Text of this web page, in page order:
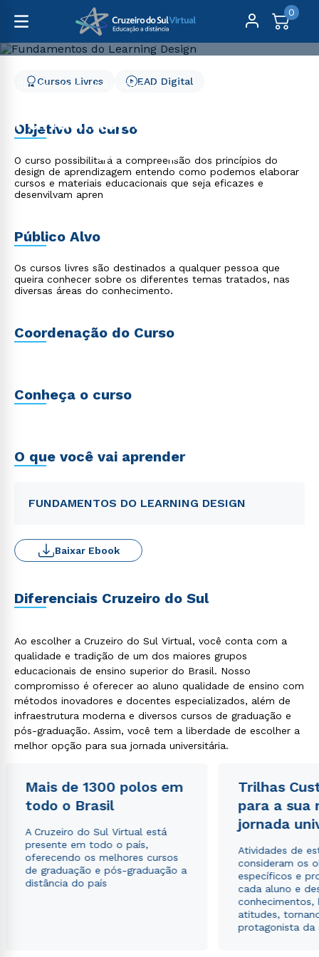
0
Cursos Livres
Educação
Fundamentos do
Learning Design
Cursos Livres EAD Digital
Objetivo do curso
O curso possibilitará a compreensão dos princípios do
design de aprendizagem entendo como podemos elaborar
cursos e materiais educacionais que seja eficazes e
desenvilvam apren
Público Alvo
Os cursos livres são destinados a qualquer pessoa que
queira conhecer sobre os diferentes temas tratados, nas
diversas áreas do conhecimento.
Coordenação do Curso
Conheça o curso
O que você vai aprender
FUNDAMENTOS DO LEARNING DESIGN
Baixar Ebook
Diferenciais Cruzeiro do Sul
Ao escolher a Cruzeiro do Sul Virtual, você conta com a
qualidade e tradição de um dos maiores grupos
educacionais de ensino superior do Brasil. Nosso
compromisso é oferecer ao aluno qualidade de ensino com
métodos inovadores e docentes especializados, além de
infraestrutura moderna e diversos cursos de graduação e
pós-graduação. Assim, você tem a liberdade de escolher a
melhor opção para sua jornada universitária.
Mais de 1300 polos em
todo o Brasil
A Cruzeiro do Sul Virtual está
presente em todo o país,
oferecendo os melhores cursos
de graduação e pós-graduação a
distância do país
Trilhas
para a sua
jornada
Atividades de
consideram os
específicos e
cada aluno e
conhecimentos,
atitudes,
protagonista da